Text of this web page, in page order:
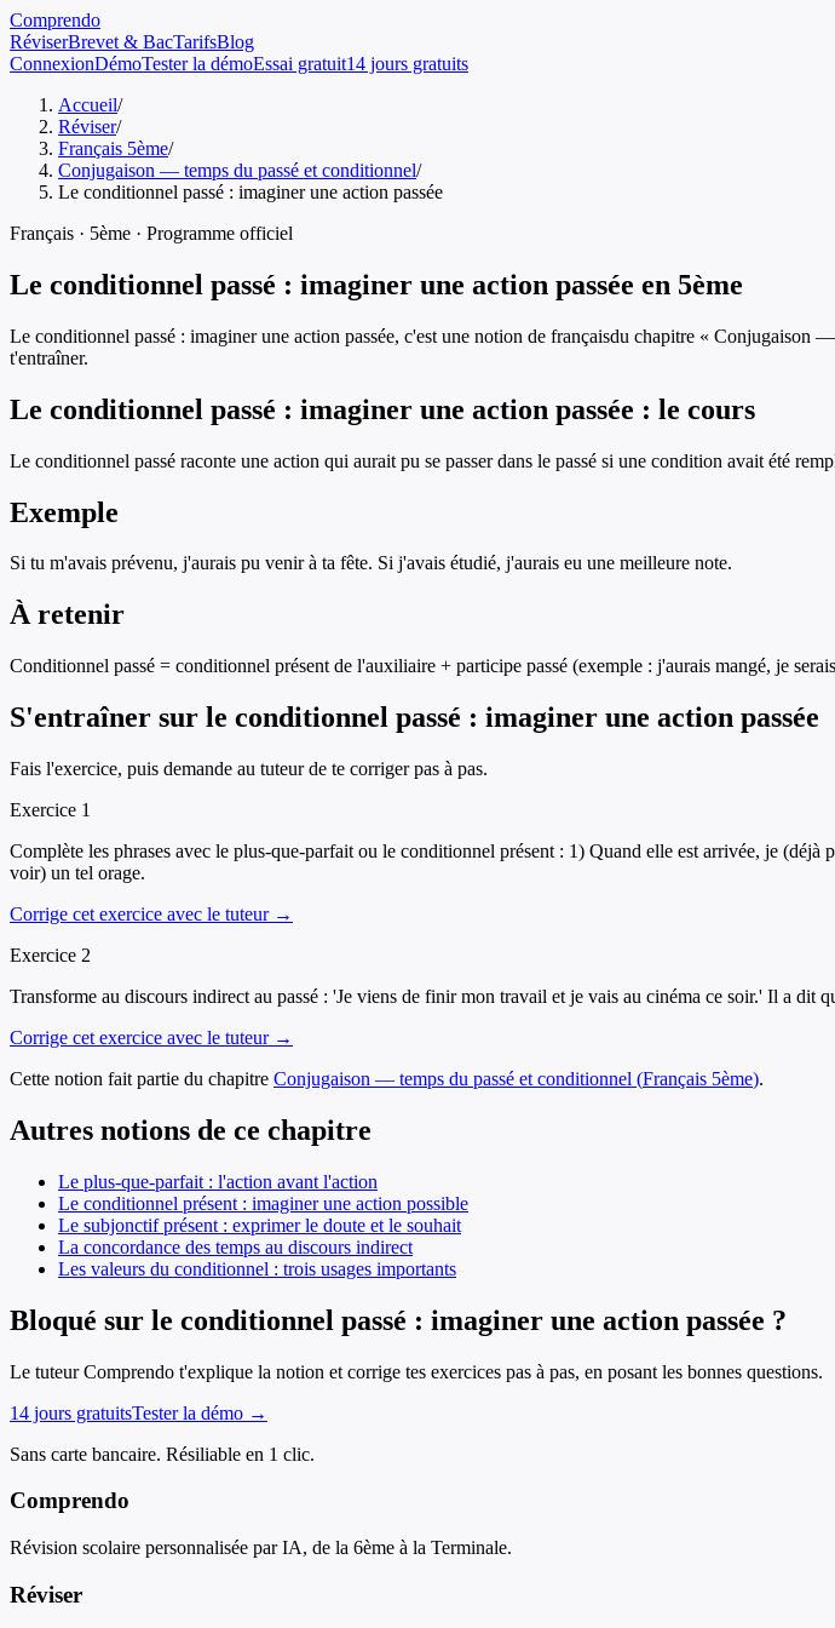
Comprendo
RéviserBrevet & BacTarifsBlog
ConnexionDémoTester la démoEssai gratuit14 jours gratuits
Accueil/
Réviser/
Français 5ème/
Conjugaison — temps du passé et conditionnel/
Le conditionnel passé : imaginer une action passée
Français · 5ème · Programme officiel
Le conditionnel passé : imaginer une action passée en 5ème
Le conditionnel passé : imaginer une action passée, c'est une notion de françaisdu chapitre « Conjugaison —
t'entraîner.
Le conditionnel passé : imaginer une action passée : le cours
Le conditionnel passé raconte une action qui aurait pu se passer dans le passé si une condition avait été
Exemple
Si tu m'avais prévenu, j'aurais pu venir à ta fête. Si j'avais étudié, j'aurais eu une meilleure note.
À retenir
Conditionnel passé = conditionnel présent de l'auxiliaire + participe passé (exemple : j'aurais mangé, je
S'entraîner sur le conditionnel passé : imaginer une action passée
Fais l'exercice, puis demande au tuteur de te corriger pas à pas.
Exercice 1
Complète les phrases avec le plus-que-parfait ou le conditionnel présent : 1) Quand elle est arrivée, je
voir) un tel orage.
Corrige cet exercice avec le tuteur →
Exercice 2
Transforme au discours indirect au passé : 'Je viens de finir mon travail et je vais au cinéma ce soir.' Il a dit
Corrige cet exercice avec le tuteur →
Cette notion fait partie du chapitre Conjugaison — temps du passé et conditionnel (Français 5ème).
Autres notions de ce chapitre
Le plus-que-parfait : l'action avant l'action
Le conditionnel présent : imaginer une action possible
Le subjonctif présent : exprimer le doute et le souhait
La concordance des temps au discours indirect
Les valeurs du conditionnel : trois usages importants
Bloqué sur le conditionnel passé : imaginer une action passée ?
Le tuteur Comprendo t'explique la notion et corrige tes exercices pas à pas, en posant les bonnes questions.
14 jours gratuitsTester la démo →
Sans carte bancaire. Résiliable en 1 clic.
Comprendo
Révision scolaire personnalisée par IA, de la 6ème à la Terminale.
Réviser